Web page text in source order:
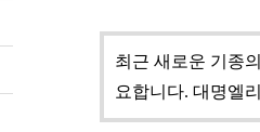
최근 새로운 기종
요합니다. 대명엘